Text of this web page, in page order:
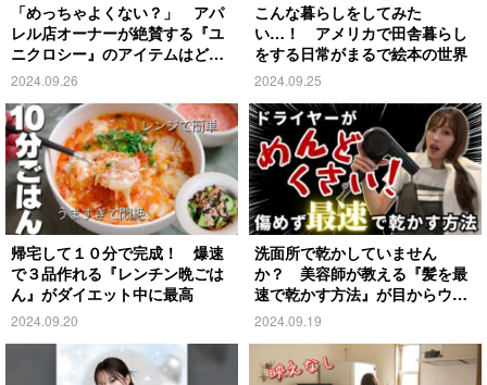
「めっちゃよくない？」 アパ
レル店オーナーが絶賛する『ユ
ニクロシー』のアイテムはど
れ？
2024.09.26
こんな暮らしをしてみた
い…！ アメリカで田舎暮らし
をする日常がまるで絵本の世界
2024.09.25
帰宅して１０分で完成！ 爆速
で３品作れる『レンチン晩ごは
ん』がダイエット中に最高
2024.09.20
洗面所で乾かしていません
か？ 美容師が教える『髪を最
速で乾かす方法』が目からウロ
コ
2024.09.19